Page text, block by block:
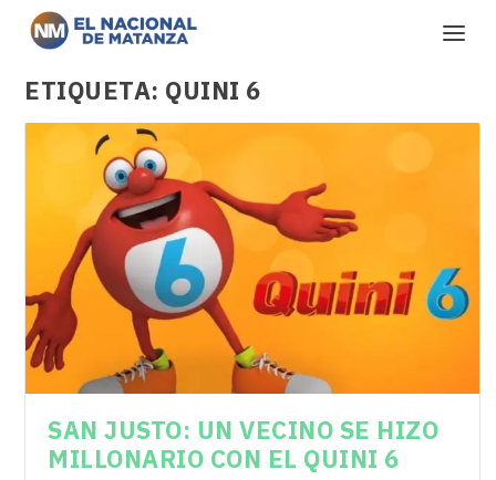
ETIQUETA: QUINI 6
SAN JUSTO: UN VECINO SE HIZO
MILLONARIO CON EL QUINI 6